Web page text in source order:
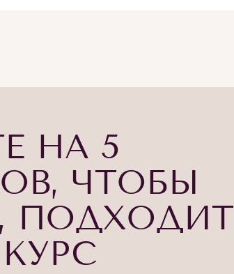
НА 5
ЧТОБЫ
ПОДХОДИТ